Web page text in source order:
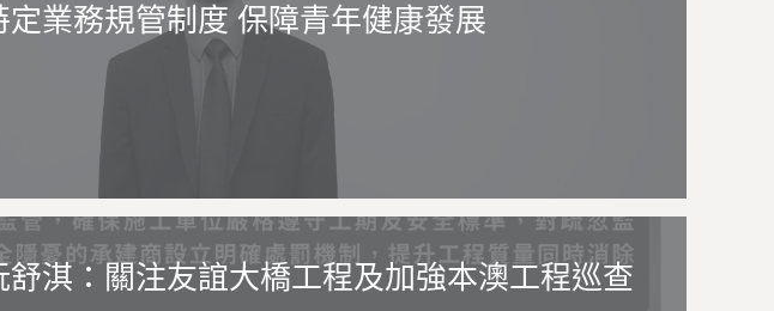
定業務規管制度 保障青年健康發展
舒淇：關注友誼大橋工程及加強本澳工程巡查